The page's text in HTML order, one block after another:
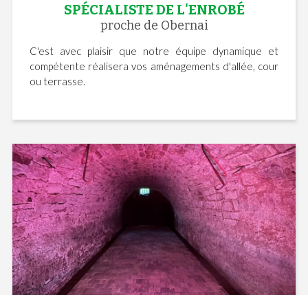
SPÉCIALISTE DE L'ENROBÉ
proche de Obernai
C'est avec plaisir que notre équipe dynamique et
compétente réalisera vos aménagements d'allée, cour
ou terrasse.